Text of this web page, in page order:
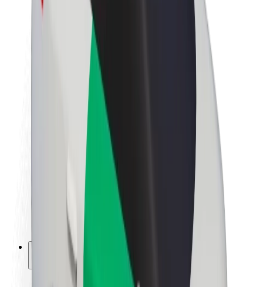
Acerca de Bolt
Sostenibilidad en Bolt
Project Zero
Sala de prensa
Directrices de la marca
Relación con inversores
Liderazgo
Fondo Urbano
Seguridad para usuarios